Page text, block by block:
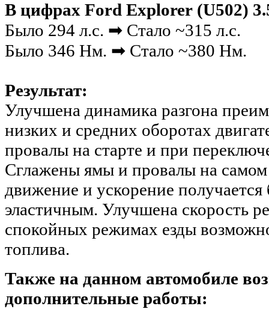
В цифрах Ford Explorer (U502)
Было 294 л.с. ➡ Стало ~315 л.с.
Было 346 Нм. ➡ Стало ~380 Нм.
Результат:
Улучшена динамика разгона
низких и средних оборотах
провалы на старте и при
Сглажены ямы и провалы на самом
движение и ускорение
эластичным. Улучшена скорость
спокойных режимах езды
топлива.
Также на данном автомобиле
дополнительные работы: